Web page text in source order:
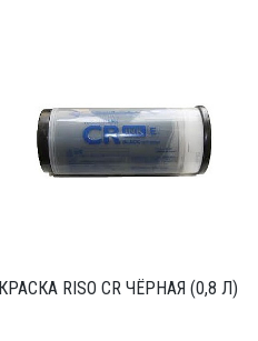
КРАСКА RISO CR ЧЁРНАЯ (0,8 Л)